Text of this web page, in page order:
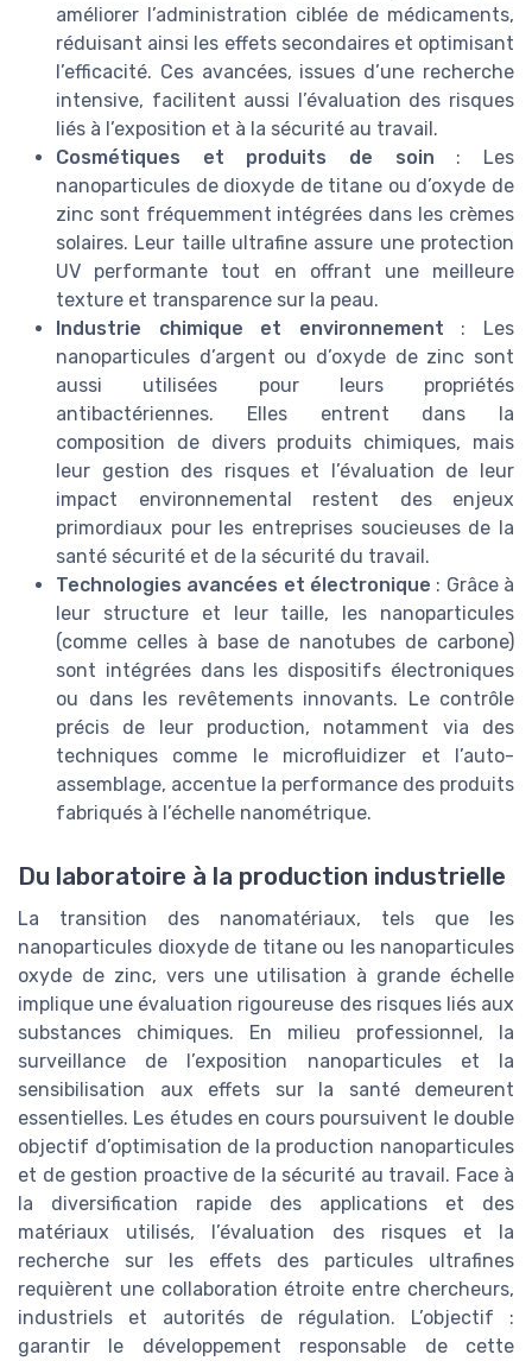
améliorer l’administration ciblée de médicaments,
réduisant ainsi les effets secondaires et optimisant
l’efficacité. Ces avancées, issues d’une recherche
intensive, facilitent aussi l’évaluation des risques
liés à l’exposition et à la sécurité au travail.
Cosmétiques et produits de soin : Les
nanoparticules de dioxyde de titane ou d’oxyde de
zinc sont fréquemment intégrées dans les crèmes
solaires. Leur taille ultrafine assure une protection
UV performante tout en offrant une meilleure
texture et transparence sur la peau.
Industrie chimique et environnement : Les
nanoparticules d’argent ou d’oxyde de zinc sont
aussi utilisées pour leurs propriétés
antibactériennes. Elles entrent dans la
composition de divers produits chimiques, mais
leur gestion des risques et l’évaluation de leur
impact environnemental restent des enjeux
primordiaux pour les entreprises soucieuses de la
santé sécurité et de la sécurité du travail.
Technologies avancées et électronique : Grâce à
leur structure et leur taille, les nanoparticules
(comme celles à base de nanotubes de carbone)
sont intégrées dans les dispositifs électroniques
ou dans les revêtements innovants. Le contrôle
précis de leur production, notamment via des
techniques comme le microfluidizer et l’auto-
assemblage, accentue la performance des produits
fabriqués à l’échelle nanométrique.
Du laboratoire à la production industrielle
La transition des nanomatériaux, tels que les
nanoparticules dioxyde de titane ou les nanoparticules
oxyde de zinc, vers une utilisation à grande échelle
implique une évaluation rigoureuse des risques liés aux
substances chimiques. En milieu professionnel, la
surveillance de l’exposition nanoparticules et la
sensibilisation aux effets sur la santé demeurent
essentielles. Les études en cours poursuivent le double
objectif d’optimisation de la production nanoparticules
et de gestion proactive de la sécurité au travail. Face à
la diversification rapide des applications et des
matériaux utilisés, l’évaluation des risques et la
recherche sur les effets des particules ultrafines
requièrent une collaboration étroite entre chercheurs,
industriels et autorités de régulation. L’objectif :
garantir le développement responsable de cette